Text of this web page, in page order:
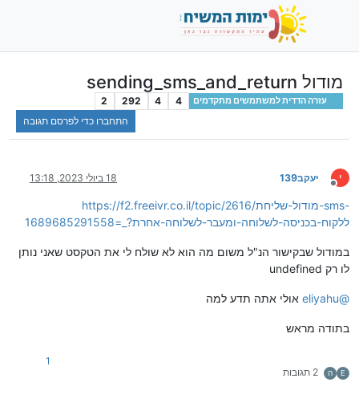
מודול sending_sms_and_return
עזרה הדדית למשתמשים מתקדמים 4
4
292
2
התחברו כדי לפרסם תגובה
י
מנותק
יעקב139 18 ביולי 2023, 13:18
https://f2.freeivr.co.il/topic/2616/מודול-שליחת-sms-
ללקוח-בכניסה-לשלוחה-ומעבר-לשלוחה-אחרת?_=1689685291558
במודול שבקישור הנ"ל משום מה הוא לא שולח לי את הטקסט שאני נותן
לו רק undefined
@
eliyahu אולי אתה תדע למה
בתודה מראש
E ה 2 תגובות
1